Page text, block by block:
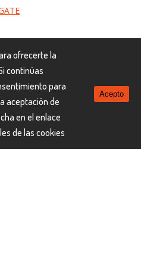
hacia el hotel en Mar
Mar Muerto.
MUERTO
ofrecerte la
continúas
para
aceptación de
en el enlace
de las cookies
Acepto